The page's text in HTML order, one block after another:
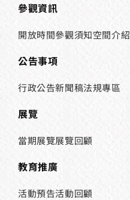
參觀資訊
開放時間參觀須知空間介紹
公告事項
行政公告新聞稿法規專區
展覽
當期展覽展覽回顧
教育推廣
活動預告活動回顧